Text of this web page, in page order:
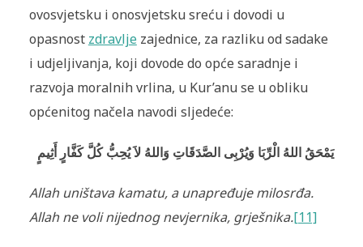
ovosvjetsku i onosvjetsku sreću i dovodi u
opasnost zdravljezajednice, za razliku od sadake
i udjeljivanja, koji dovode do opće saradnje i
razvoja moralnih vrlina, u Kur’anu se u obliku
općenitog načela navodi sljedeće:
يَمْحَقُ اللهُ الْرِّبَا وَيُرْبِى الصَّدَقَاتِ وَاللهُ لاَ يُحِبُّ كُلَّ كَفَّارٍ أَثِيمٍ
Allah uništava kamatu, a unapređuje milosrđa.
Allah ne voli nijednog nevjernika, grješnika.[11]